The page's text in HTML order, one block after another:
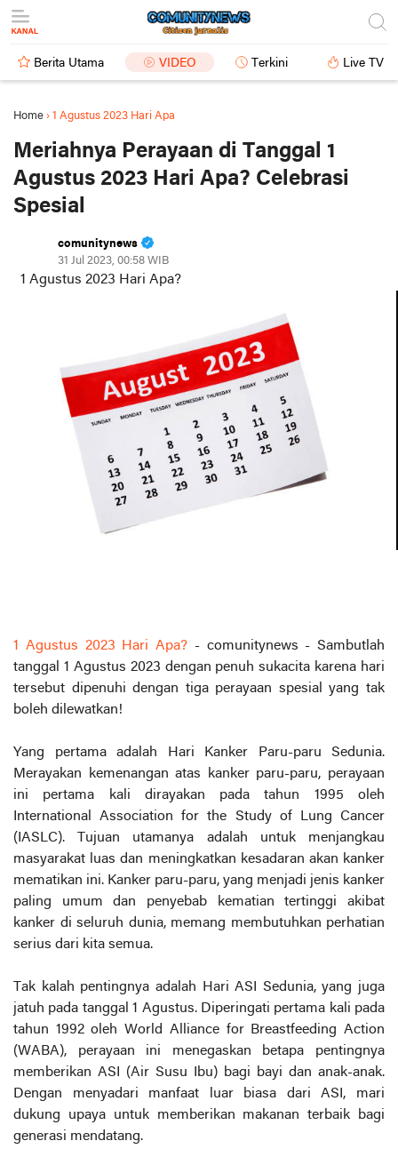
Berita Utama VIDEO Terkini Live TV
Home › 1 Agustus 2023 Hari Apa
Meriahnya Perayaan di Tanggal 1
Agustus 2023 Hari Apa? Celebrasi
Spesial
comunitynews
31 Jul 2023, 00:58 WIB
1 Agustus 2023 Hari Apa?
1 Agustus 2023 Hari Apa? - comunitynews - Sambutlah
tanggal 1 Agustus 2023 dengan penuh sukacita karena hari
tersebut dipenuhi dengan tiga perayaan spesial yang tak
boleh dilewatkan!
Yang pertama adalah Hari Kanker Paru-paru Sedunia.
Merayakan kemenangan atas kanker paru-paru, perayaan
ini pertama kali dirayakan pada tahun 1995 oleh
International Association for the Study of Lung Cancer
(IASLC). Tujuan utamanya adalah untuk menjangkau
masyarakat luas dan meningkatkan kesadaran akan kanker
mematikan ini. Kanker paru-paru, yang menjadi jenis kanker
paling umum dan penyebab kematian tertinggi akibat
kanker di seluruh dunia, memang membutuhkan perhatian
serius dari kita semua.
Tak kalah pentingnya adalah Hari ASI Sedunia, yang juga
jatuh pada tanggal 1 Agustus. Diperingati pertama kali pada
tahun 1992 oleh World Alliance for Breastfeeding Action
(WABA), perayaan ini menegaskan betapa pentingnya
memberikan ASI (Air Susu Ibu) bagi bayi dan anak-anak.
Dengan menyadari manfaat luar biasa dari ASI, mari
dukung upaya untuk memberikan makanan terbaik bagi
generasi mendatang.